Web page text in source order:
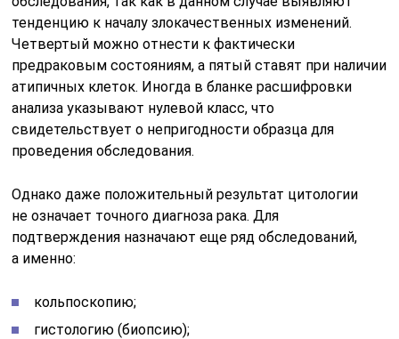
тенденцию к началу злокачественных изменений.
Четвертый можно отнести к фактически
предраковым состояниям, а пятый ставят при наличии
атипичных клеток. Иногда в бланке расшифровки
анализа указывают нулевой класс, что
свидетельствует о непригодности образца для
проведения обследования.
Однако даже положительный результат цитологии
не означает точного диагноза рака. Для
подтверждения назначают еще ряд обследований,
а именно:
кольпоскопию;
гистологию (биопсию);